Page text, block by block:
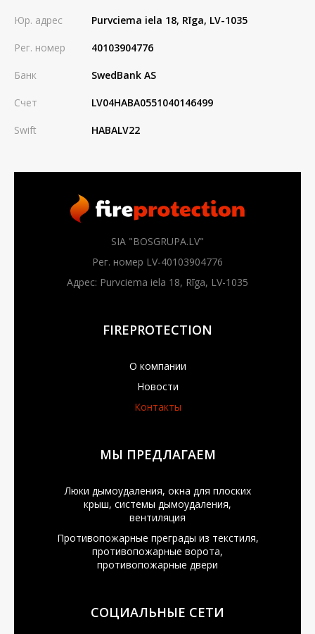
Юр. адрес Purvciema iela 18, Rīga, LV-1035
Рег. номер 40103904776
Банк SwedBank AS
Счет LV04HABA0551040146499
Swift HABALV22
SIA "BOSGRUPA.LV"
Рег. номер LV-40103904776
Адрес: Purvciema iela 18, Rīga, LV-1035
FIREPROTECTION
О компании
Новости
Контакты
МЫ ПРЕДЛАГАЕМ
Люки дымоудаления, окна для плоских
крыш, системы дымоудаления,
вентиляция
Противопожарные преграды из текстиля,
противопожарные ворота,
противопожарные двери
СОЦИАЛЬНЫЕ СЕТИ